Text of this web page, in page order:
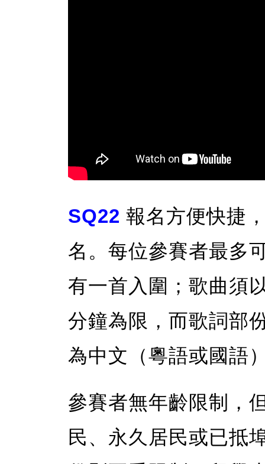
SQ22 報名方便快捷
名。每位參賽者最多
有一首入圍；歌曲須
分鐘為限，而歌詞部
為中文（粵語或國語
參賽者無年齡限制，
民、永久居民或已抵